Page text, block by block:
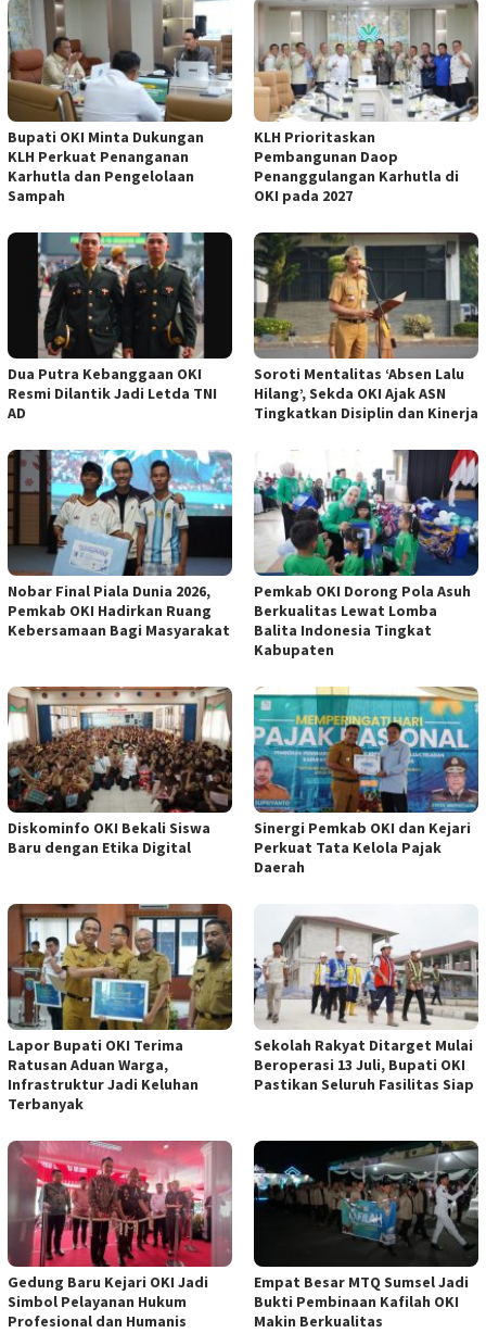
Bupati OKI Minta Dukungan
KLH Perkuat Penanganan
Karhutla dan Pengelolaan
Sampah
KLH Prioritaskan
Pembangunan Daop
Penanggulangan Karhutla di
OKI pada 2027
Dua Putra Kebanggaan OKI
Resmi Dilantik Jadi Letda TNI
AD
Soroti Mentalitas ‘Absen Lalu
Hilang’, Sekda OKI Ajak ASN
Tingkatkan Disiplin dan Kinerja
Nobar Final Piala Dunia 2026,
Pemkab OKI Hadirkan Ruang
Kebersamaan Bagi Masyarakat
Pemkab OKI Dorong Pola Asuh
Berkualitas Lewat Lomba
Balita Indonesia Tingkat
Kabupaten
Diskominfo OKI Bekali Siswa
Baru dengan Etika Digital
Sinergi Pemkab OKI dan Kejari
Perkuat Tata Kelola Pajak
Daerah
Lapor Bupati OKI Terima
Ratusan Aduan Warga,
Infrastruktur Jadi Keluhan
Terbanyak
Sekolah Rakyat Ditarget Mulai
Beroperasi 13 Juli, Bupati OKI
Pastikan Seluruh Fasilitas Siap
Gedung Baru Kejari OKI Jadi
Simbol Pelayanan Hukum
Profesional dan Humanis
Empat Besar MTQ Sumsel Jadi
Bukti Pembinaan Kafilah OKI
Makin Berkualitas